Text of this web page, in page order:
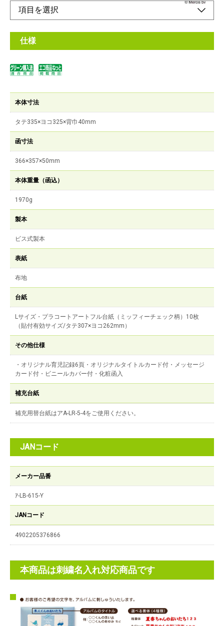
仕様
本体寸法
タテ335×ヨコ325×背巾40mm
函寸法
366×357×50mm
本体重量（函込）
1970g
製本
ビス式製本
表紙
布地
台紙
Lサイズ・プラコートアートフル台紙（ミッフィーチェック柄）10枚
（貼付有効サイズ/タテ307×ヨコ262mm）
その他仕様
・オリジナル育児記録6頁・オリジナルタイトルカード付・メッセージ
カード付・ビニールカバー付・化粧函入
補充台紙
補充用替台紙はアA-LR-5-4をご使用ください。
JANコード
メーカー品番
ｱ-LB-615-Y
JANコード
4902205376866
本商品は刺繍名入れ対応商品です